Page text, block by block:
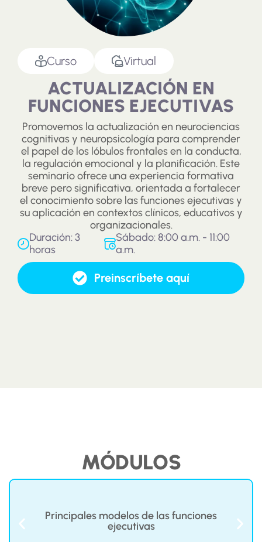
Curso Virtual
ACTUALIZACIÓN EN
FUNCIONES EJECUTIVAS
Promovemos la actualización en neurociencias
cognitivas y neuropsicología para comprender
el papel de los lóbulos frontales en la conducta,
la regulación emocional y la planificación. Este
seminario ofrece una experiencia formativa
breve pero significativa, orientada a fortalecer
el conocimiento sobre las funciones ejecutivas y
su aplicación en contextos clínicos, educativos y
organizacionales.
Duración: 3
horas
Sábado: 8:00 a.m. - 11:00
a.m.
Preinscríbete aquí
MÓDULOS
Principales modelos de las funciones
ejecutivas